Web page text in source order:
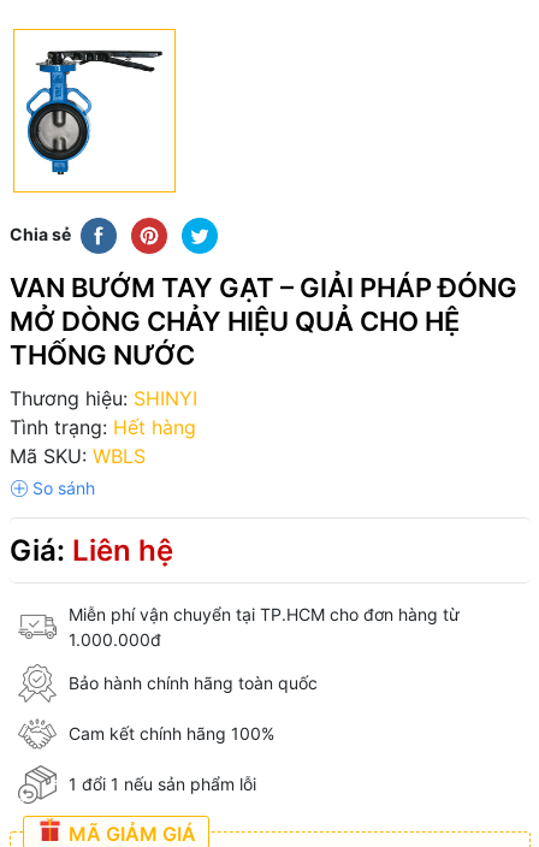
Chia sẻ
VAN BƯỚM TAY GẠT – GIẢI PHÁP ĐÓNG
MỞ DÒNG CHẢY HIỆU QUẢ CHO HỆ
THỐNG NƯỚC
Thương hiệu: SHINYI
Tình trạng: Hết hàng
Mã SKU: WBLS
Giá: Liên hệ
Miễn phí vận chuyển tại TP.HCM cho đơn hàng từ
1.000.000đ
Bảo hành chính hãng toàn quốc
Cam kết chính hãng 100%
1 đổi 1 nếu sản phẩm lỗi
MÃ GIẢM GIÁ